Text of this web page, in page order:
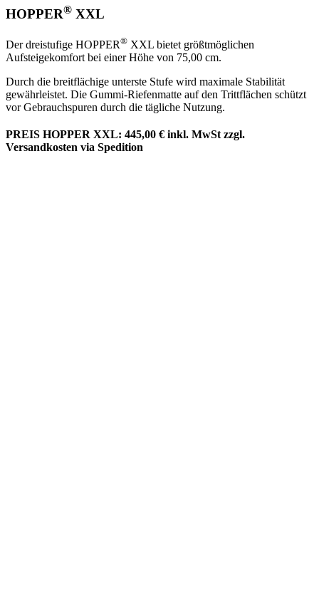
HOPPER® XXL
Der dreistufige HOPPER® XXL bietet größtmöglichen
Aufsteigekomfort bei einer Höhe von 75,00 cm.
Durch die breitflächige unterste Stufe wird maximale Stabilität
gewährleistet. Die Gummi-Riefenmatte auf den Trittflächen schützt
vor Gebrauchspuren durch die tägliche Nutzung.
PREIS HOPPER XXL: 445,00 € inkl. MwSt zzgl.
Versandkosten via Spedition